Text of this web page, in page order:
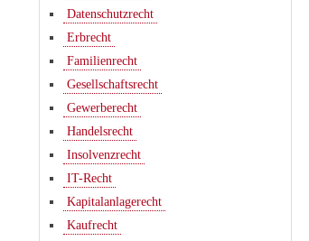
Datenschutzrecht
Erbrecht
Familienrecht
Gesellschaftsrecht
Gewerberecht
Handelsrecht
Insolvenzrecht
IT-Recht
Kapitalanlagerecht
Kaufrecht